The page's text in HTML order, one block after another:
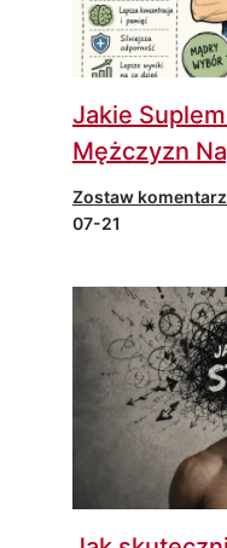
Jakie
Mężczyzn
Zostaw komentarz
07-21